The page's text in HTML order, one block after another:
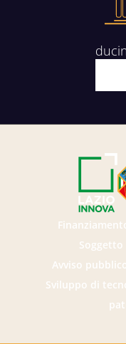
Avviso
Sviluppo di